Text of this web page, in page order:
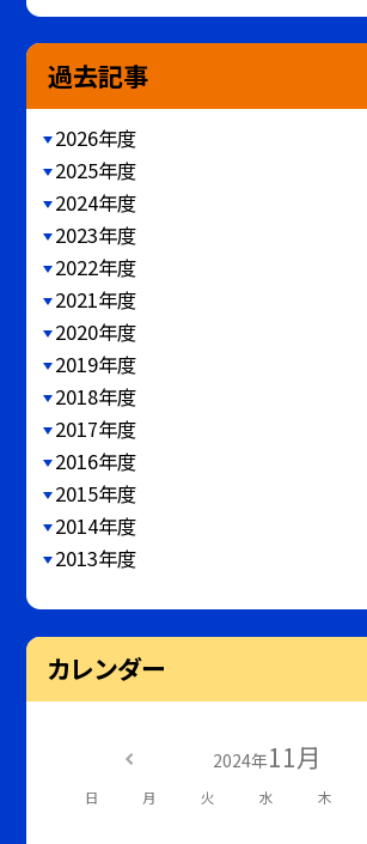
過去記事
2026年度
2025年度
2024年度
2023年度
2022年度
2021年度
2020年度
2019年度
2018年度
2017年度
2016年度
2015年度
2014年度
2013年度
カレンダー
2024年11月
日 月 火 水 木